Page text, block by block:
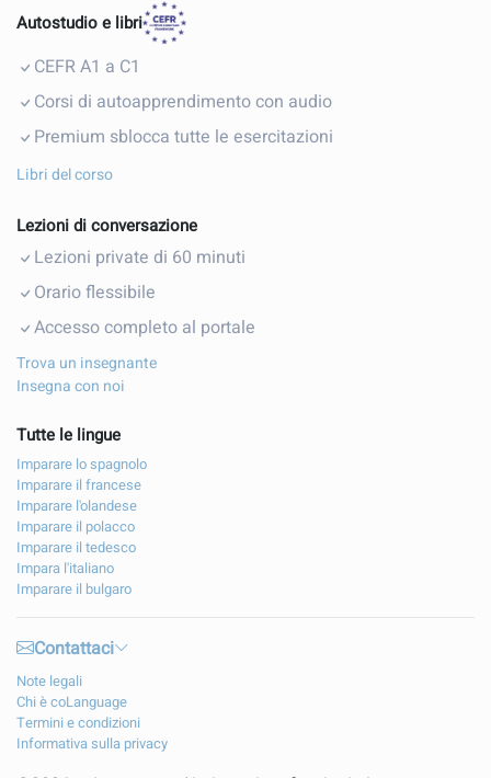
Autostudio e libri
CEFR A1 a C1
Corsi di autoapprendimento con audio
Premium sblocca tutte le esercitazioni
Libri del corso
Lezioni di conversazione
Lezioni private di 60 minuti
Orario flessibile
Accesso completo al portale
Trova un insegnante
Insegna con noi
Tutte le lingue
Imparare lo spagnolo
Imparare il francese
Imparare l'olandese
Imparare il polacco
Imparare il tedesco
Impara l'italiano
Imparare il bulgaro
Contattaci
Note legali
Chi è coLanguage
Termini e condizioni
Informativa sulla privacy